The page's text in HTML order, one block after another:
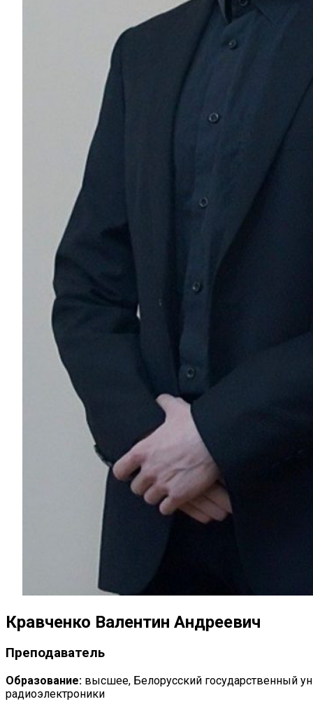
Кравченко Валентин Андреевич
Преподаватель
Образование: высшее, Белорусский государственный
радиоэлектроники